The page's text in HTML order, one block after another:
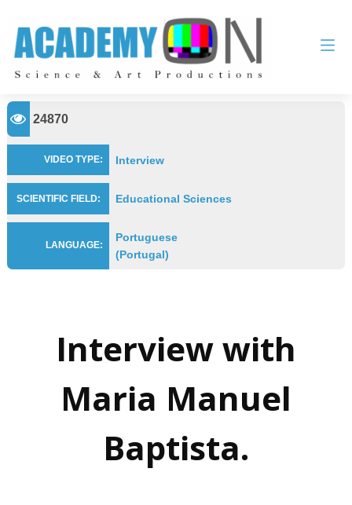
24870
VIDEO TYPE: Interview
SCIENTIFIC FIELD: Educational Sciences
LANGUAGE:
Portuguese
(Portugal)
Interview with
Maria Manuel
Baptista.